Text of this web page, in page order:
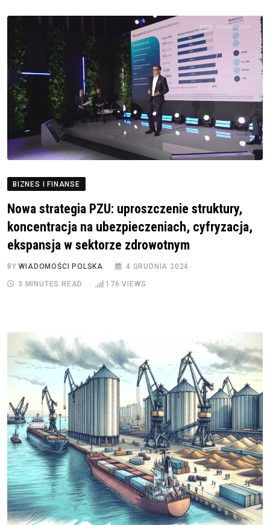
BIZNES I FINANSE
Nowa strategia PZU: uproszczenie struktury,
koncentracja na ubezpieczeniach, cyfryzacja,
ekspansja w sektorze zdrowotnym
BYWIADOMOŚCI POLSKA 4 GRUDNIA 2024
3 MINUTES READ 176 VIEWS